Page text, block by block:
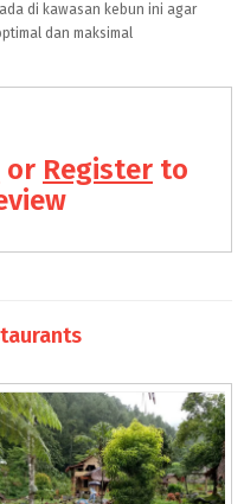
di kawasan kebun ini agar
dan maksimal
or Register to